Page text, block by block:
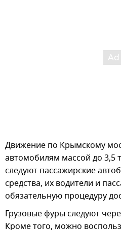
Движение по Крымскому
автомобилям массой до 3,5
следуют пассажирские
средства, их водители и
обязательную процедуру
Грузовые фуры следуют
Кроме того, можно